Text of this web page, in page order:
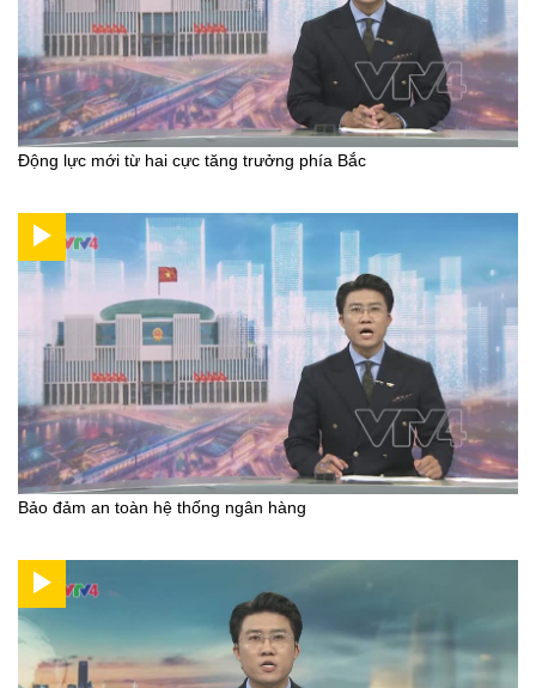
Động lực mới từ hai cực tăng trưởng phía Bắc
Bảo đảm an toàn hệ thống ngân hàng